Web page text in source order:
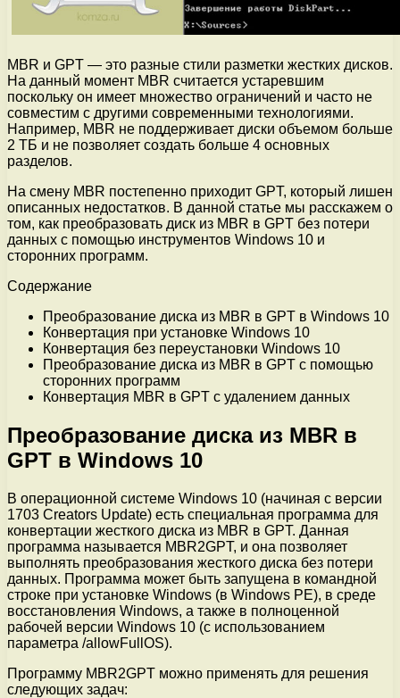
MBR и GPT — это разные стили разметки жестких дисков.
На данный момент MBR считается устаревшим
поскольку он имеет множество ограничений и часто не
совместим с другими современными технологиями.
Например, MBR не поддерживает диски объемом больше
2 ТБ и не позволяет создать больше 4 основных
разделов.
На смену MBR постепенно приходит GPT, который лишен
описанных недостатков. В данной статье мы расскажем о
том, как преобразовать диск из MBR в GPT без потери
данных с помощью инструментов Windows 10 и
сторонних программ.
Содержание
Преобразование диска из MBR в GPT в Windows 10
Конвертация при установке Windows 10
Конвертация без переустановки Windows 10
Преобразование диска из MBR в GPT с помощью
сторонних программ
Конвертация MBR в GPT с удалением данных
Преобразование диска из MBR в
GPT в Windows 10
В операционной системе Windows 10 (начиная с версии
1703 Creators Update) есть специальная программа для
конвертации жесткого диска из MBR в GPT. Данная
программа называется MBR2GPT, и она позволяет
выполнять преобразования жесткого диска без потери
данных. Программа может быть запущена в командной
строке при установке Windows (в Windows PE), в среде
восстановления Windows, а также в полноценной
рабочей версии Windows 10 (с использованием
параметра /allowFullOS).
Программу MBR2GPT можно применять для решения
следующих задач: